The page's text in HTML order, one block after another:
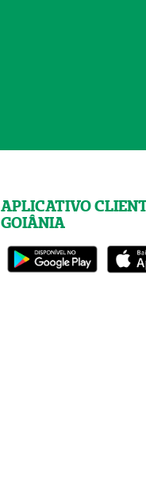
APLICATIVO
GOIÂNIA